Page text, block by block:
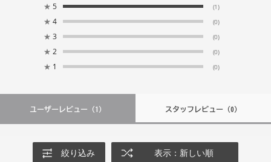
★ 5 (1)
★ 4 (0)
★ 3 (0)
★ 2 (0)
★ 1 (0)
ユーザーレビュー （1） スタッフレビュー（0）
絞り込み 表示：新しい順